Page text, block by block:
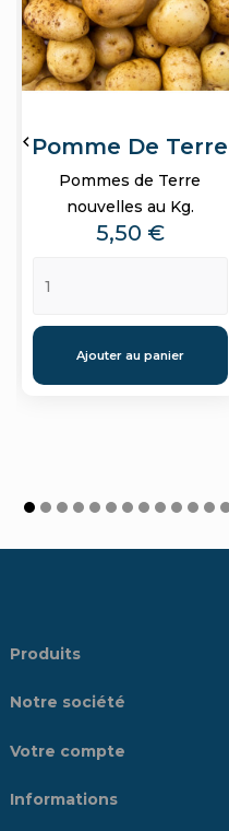
Pomme De Terre
Pommes de Terre
nouvelles au Kg.
Prix
5,50 €
Ajouter au panier

Produits
Notre société
Votre compte
Informations